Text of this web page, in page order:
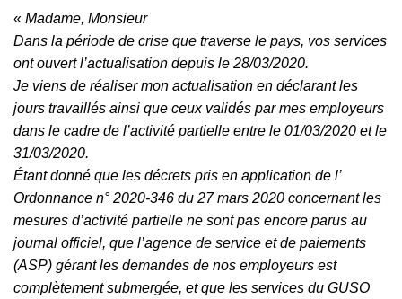
« Madame, Monsieur
Dans la période de crise que traverse le pays, vos services
ont ouvert l’actualisation depuis le 28/03/2020.
Je viens de réaliser mon actualisation en déclarant les
jours travaillés ainsi que ceux validés par mes employeurs
dans le cadre de l’activité partielle entre le 01/03/2020 et le
31/03/2020.
Étant donné que les décrets pris en application de l’
Ordonnance n° 2020-346 du 27 mars 2020 concernant les
mesures d’activité partielle ne sont pas encore parus au
journal officiel, que l’agence de service et de paiements
(ASP) gérant les demandes de nos employeurs est
complètement submergée, et que les services du GUSO